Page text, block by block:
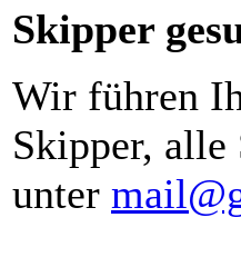
Skipper
Wir führen
Skipper,
unter